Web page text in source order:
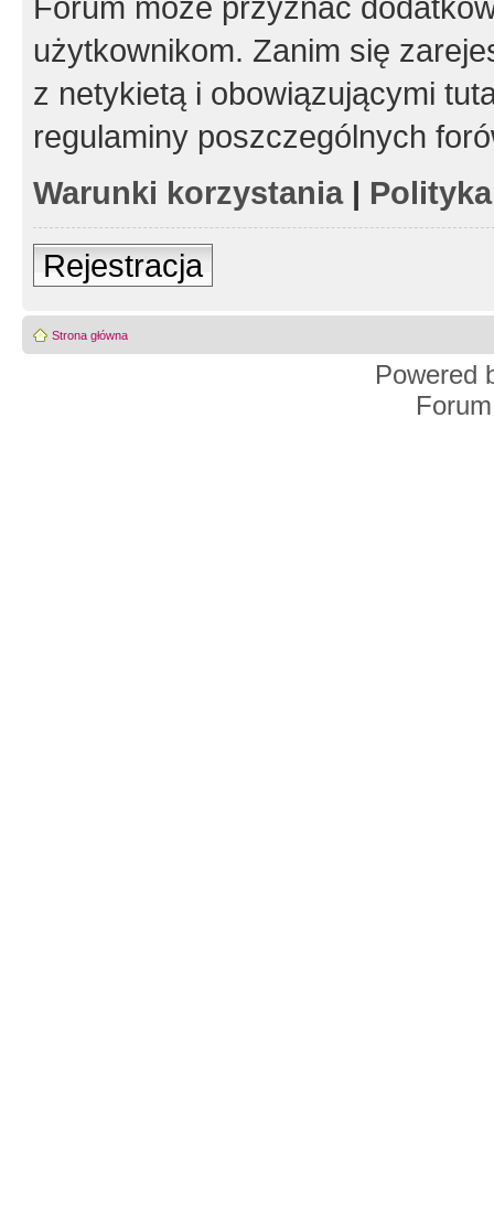
użytkownikom. Zanim się
z netykietą i obowiązującymi
regulaminy poszczególnych
Warunki korzystania|
Rejestracja
Strona główna
Powered